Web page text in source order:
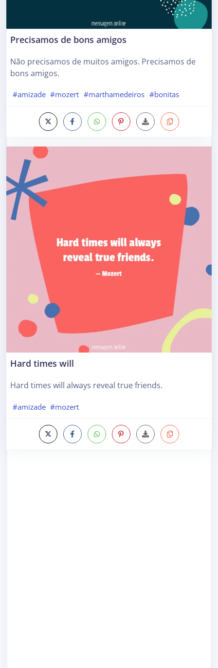
Precisamos de bons amigos
Não precisamos de muitos amigos. Precisamos de
bons amigos.
#amizade #mozert #marthamedeiros #bonitas
Hard times will
Hard times will always reveal true friends.
#amizade #mozert